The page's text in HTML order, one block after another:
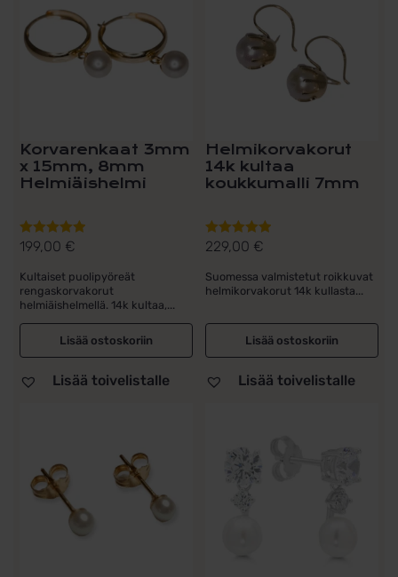
Korvarenkaat 3mm
x 15mm, 8mm
Helmiäishelmi
Arvostelu
5.00/ 5
199,00 €
Kultaiset puolipyöreät
rengaskorvakorut
helmiäishelmellä. 14k kultaa,...
Lisää ostoskoriin
Lisää toivelistalle
Helmikorvakorut
14k kultaa
koukkumalli 7mm
Arvostelu
5.00 / 5
229,00 €
Suomessa valmistetut roikkuvat
helmikorvakorut 14k kullasta...
Lisää ostoskoriin
Lisää toivelistalle